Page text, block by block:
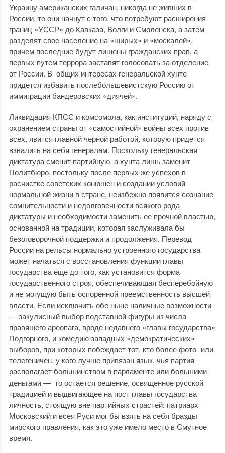
Украину американских галичан, никогда не живших в
России, то они начнут с того, что потребуют расширения
границ «УССР» до Кавказа, Волги и Смоленска, а затем
разделят свое население на «щирых» и «москалей»,
причем последние будут лишены гражданских прав, а
первых путем террора заставят голосовать за отделение
от России. В общих интересах генеральской хунте
придется избавить послебольшевистскую Россию от
иммиграции бандеровских «диячей».
Ликвидация КПСС и комсомола, как институций, наряду с
охранением страны от «самостийной» войны всех против
всех, явится главной черной работой, которую придется
взвалить на себя генералам. Поскольку генеральская
диктатура сменит партийную, а хунта лишь заменит
Политбюро, постольку после первых же успехов в
расчистке советских конюшен и создании условий
нормальной жизни в стране, неизбежно появится сознание
сомнительности и недолговечности всякого рода
диктатуры и необходимости заменить ее прочной властью,
основанной на традиции, которая заслуживала бы
безоговорочной поддержки и продолжения. Перевод
России на рельсы нормально устроенного государства
может начаться с восстановления функции главы
государства еще до того, как установится форма
государственного строя, обеспечивающая бесперебойную
и не могущую быть оспоренной преемственность высшей
власти. Если исключить обе ныне наличные возможности
— закулисный выбор подставной фигуры из числа
правящего ареопага, вроде недавнего «главы государ­ства»
Подгорного, и комедию западных «демократичес­ких»
выборов, при которых побеждает тот, кто более фото- или
телегеничен, у кого лучше привязан язык, чья партия
располагает большинством в парламенте или большими
деньгами — то остается решение, освященное русской
традицией и выдвигающее на пост главы государства
личность, стоящую вне партийных страстей: патриарх
Московский и всея Руси мог бы взять на себя бразды
мирского правления, как это уже имело место в Смутное
время.